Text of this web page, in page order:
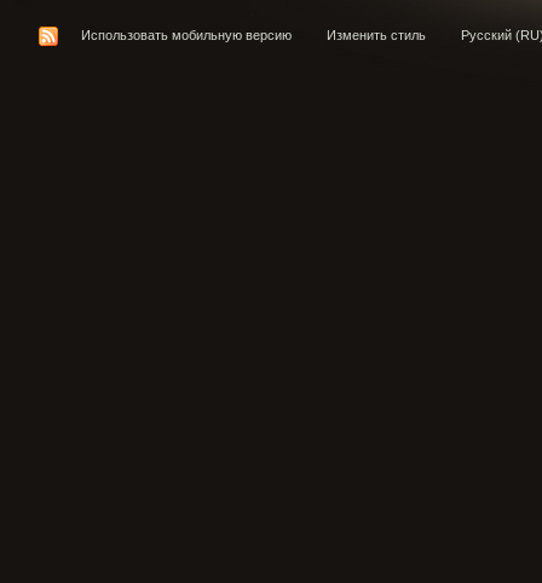
Использовать мобильную версию Изменить стиль Русский